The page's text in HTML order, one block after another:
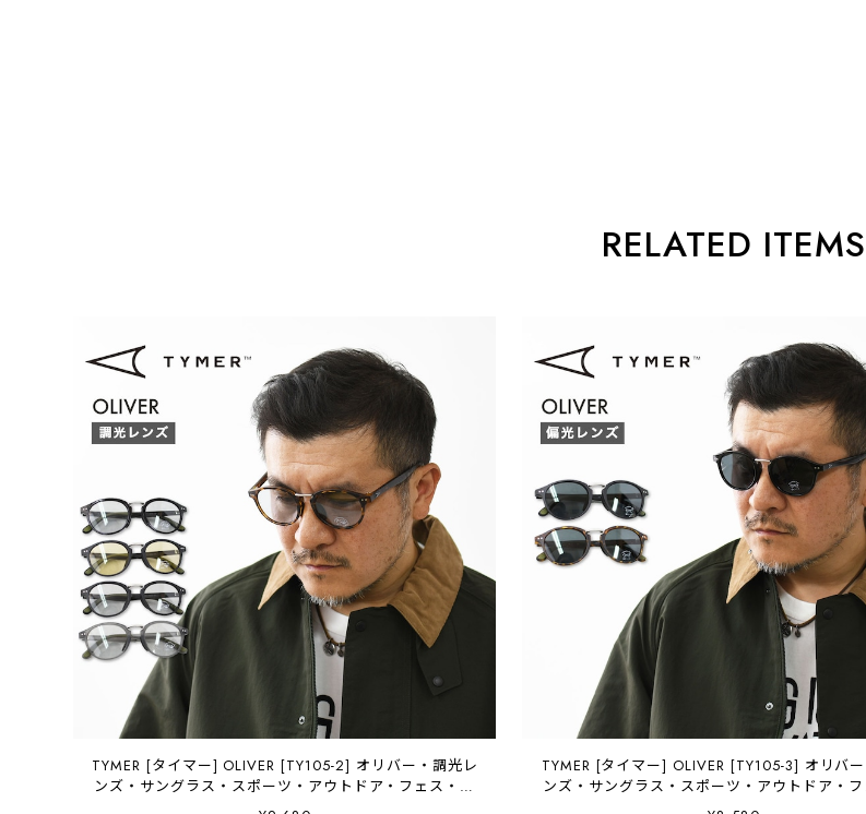
RELATED ITEMS
TYMER [タイマー] OLIVER [TY105-2] オリバー・調光レ
ンズ・サングラス・スポーツ・アウトドア・フェス・日
よけ・UVカット・夏小物・アクセサリー・MEN'S /
TYMER [タイマー] OLIVER [TY105-3] オリバ
ンズ・サングラス・スポーツ・アウトドア・フ
よけ・UVカット・夏小物・アクセサリー・